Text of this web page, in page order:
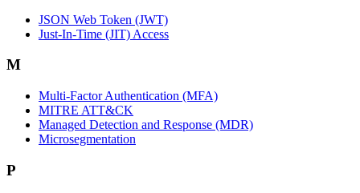
JSON Web Token (JWT)
Just-In-Time (JIT) Access
M
Multi-Factor Authentication (MFA)
MITRE ATT&CK
Managed Detection and Response (MDR)
Microsegmentation
P